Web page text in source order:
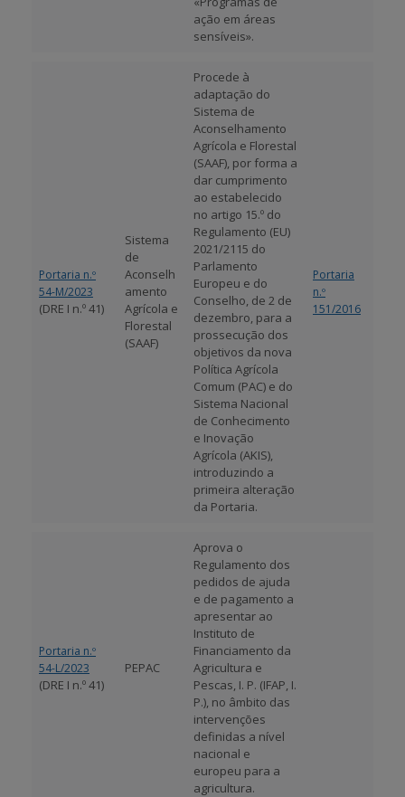
ação em áreas
sensíveis».
Portaria n.º
54-M/2023
(DRE I n.º 41)
Sistema
de
Aconselh
amento
Agrícola e
Florestal
(SAAF)
Procede à
adaptação do
Sistema de
Aconselhamento
Agrícola e Florestal
(SAAF), por forma a
dar cumprimento
ao estabelecido
no artigo 15.º do
Regulamento (EU)
2021/2115 do
Parlamento
Europeu e do
Conselho, de 2 de
dezembro, para a
prossecução dos
objetivos da nova
Política Agrícola
Comum (PAC) e do
Sistema Nacional
de Conhecimento
e Inovação
Agrícola (AKIS),
introduzindo a
primeira alteração
da Portaria.
Portaria
n.º
151/2016
Portaria n.º
54-L/2023
(DRE I n.º 41)
PEPAC
Aprova o
Regulamento dos
pedidos de ajuda
e de pagamento a
apresentar ao
Instituto de
Financiamento da
Agricultura e
Pescas, I. P. (IFAP, I.
P.), no âmbito das
intervenções
definidas a nível
nacional e
europeu para a
agricultura.